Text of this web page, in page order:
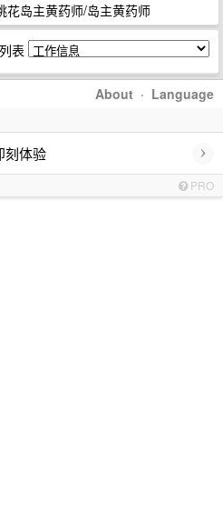
花岛主黄药师/岛主黄药师
表
About · Language
刻体验 ›
PRO